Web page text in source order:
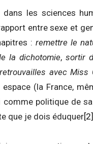
les sciences
entre sexe et
: remettre le
la dichotomie,sortir
retrouvailles avec Miss
(la France,
comme politique de
que je dois éduquer[2]